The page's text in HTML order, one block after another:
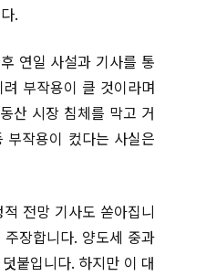
.
연일 사설과 기사를 통
부작용이 클 것이라며
산 시장 침체를 막고 거
작용이 컸다는 사실은
전망 기사도 쏟아집니
장합니다. 양도세 중과
붙입니다. 하지만 이 대